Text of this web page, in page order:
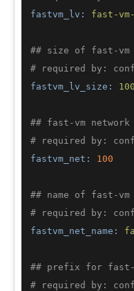
fastvm_lv:
fast-
## size of fast-vm
# required by:
fastvm_lv_size:
## fast-vm network
# required by:
fastvm_net:
100
## name of fast-
# required by:
fastvm_net_name:
## prefix for fast-
# required by: